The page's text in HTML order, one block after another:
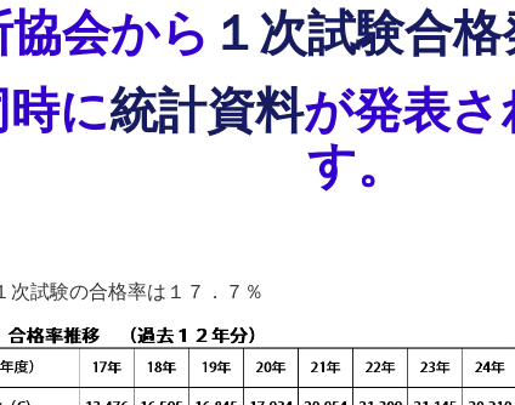
会から １次試験合
時に統計資料が発表さ
す。
次試験の合格率は１７．７％